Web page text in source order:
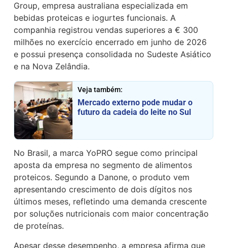
Group, empresa australiana especializada em
bebidas proteicas e iogurtes funcionais. A
companhia registrou vendas superiores a € 300
milhões no exercício encerrado em junho de 2026
e possui presença consolidada no Sudeste Asiático
e na Nova Zelândia.
Veja também:
Mercado externo pode mudar o
futuro da cadeia do leite no Sul
No Brasil, a marca YoPRO segue como principal
aposta da empresa no segmento de alimentos
proteicos. Segundo a Danone, o produto vem
apresentando crescimento de dois dígitos nos
últimos meses, refletindo uma demanda crescente
por soluções nutricionais com maior concentração
de proteínas.
Apesar desse desempenho, a empresa afirma que